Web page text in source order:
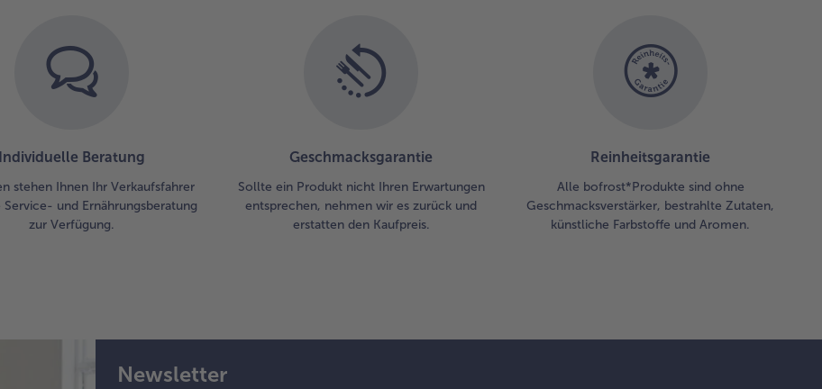
Individuelle Beratung
stehen Ihnen Ihr Verkaufsfahrer
Service- und Ernährungsberatung
zur Verfügung.
Geschmacksgarantie
Sollte ein Produkt nicht Ihren Erwartungen
entsprechen, nehmen wir es zurück und
erstatten den Kaufpreis.
Reinheitsgarantie
Alle bofrost*Produkte sind ohne
Geschmacksverstärker, bestrahlte Zutaten,
künstliche Farbstoffe und Aromen.
Newsletter